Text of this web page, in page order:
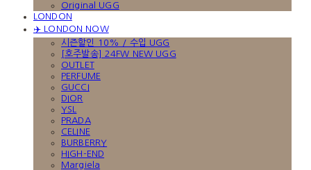
Original UGG
LONDON
✈️ LONDON NOW
시즌할인 10% / 수입 UGG
[호주발송] 24FW NEW UGG
OUTLET
PERFUME
GUCCI
DIOR
YSL
PRADA
CELINE
BURBERRY
HIGH-END
Margiela